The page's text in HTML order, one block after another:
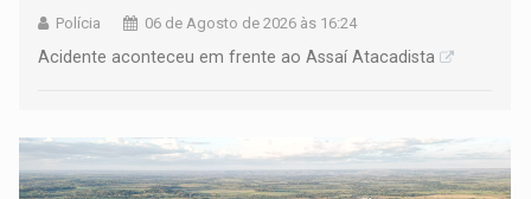
Polícia 06 de Agosto de 2026 às 16:24
Acidente aconteceu em frente ao Assaí Atacadista